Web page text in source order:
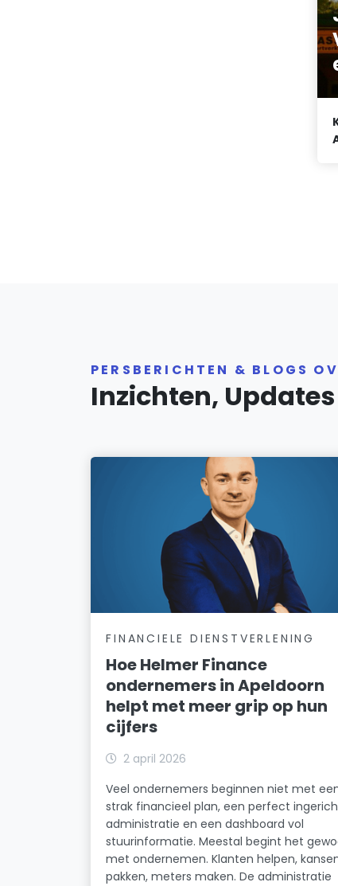
PERSBERICHTEN & BLOGS
Inzichten,
FINANCIELE DIENSTVERLENING
Hoe Helmer Finance
ondernemers in Apeldoorn
helpt met meer grip op hun
cijfers
2 april 2026
Veel ondernemers beginnen niet met
strak financieel plan, een perfect
administratie en een dashboard vol
stuurinformatie. Meestal begint het
met ondernemen. Klanten helpen,
pakken, meters maken. De administratie